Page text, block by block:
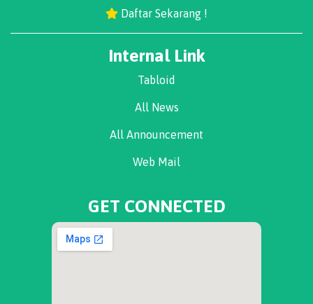
Daftar Sekarang !
Internal Link
Tabloid
All News
All Announcement
Web Mail
GET CONNECTED